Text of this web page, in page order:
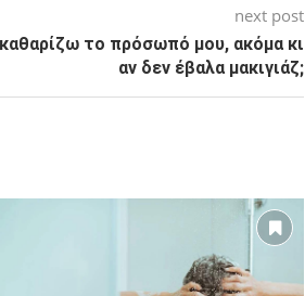
next post
το πρόσωπό μου, ακόμα κι
αν δεν έβαλα μακιγιάζ;